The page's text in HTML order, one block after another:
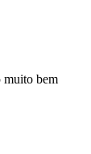
muito bem